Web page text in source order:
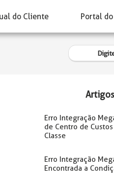
do Cliente Portal
Erro Integração
de Centro de
Classe
Erro Integração
Encontrada a